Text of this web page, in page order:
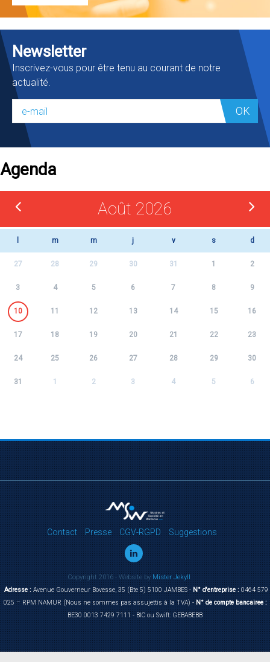
Newsletter
Inscrivez-vous pour être tenu au courant de notre
actualité.
OK
Agenda
Août 2026
m m j v s d
27 28 29 30 31 1 2
3 4 5 6 7 8 9
10 11 12 13 14 15 16
17 18 19 20 21 22 23
24 25 26 27 28 29 30
31 1 2 3 4 5 6
Contact Presse CGV-RGPD Suggestions
Copyright 2016 - Website byMister Jekyll
Adresse :Avenue Gouverneur Bovesse, 35 (Bte 5) 5100 JAMBES - N° d'entreprise :0464 579
025 – RPM NAMUR (Nous ne sommes pas assujettis à la TVA) -N° de compte bancairee :
BE30 0013 7429 7111 - BIC ou Swift: GEBABEBB